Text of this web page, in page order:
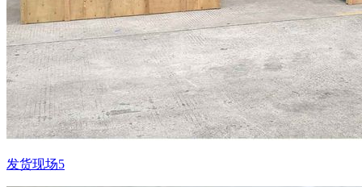
发货现场5